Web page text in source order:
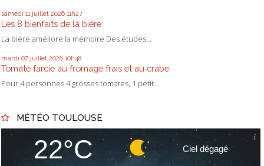
samedi 11 juillet 2026 11h27
Les 8 bienfaits de la bière
La bière améliore la mémoire Des études...
mardi 07 juillet 2026 10h48
Tomate farcie au fromage frais et au crabe
Pour 4 personnes 4 grosses tomates, 1 petit...
MÉTÉO TOULOUSE
22°C Ciel dégagé